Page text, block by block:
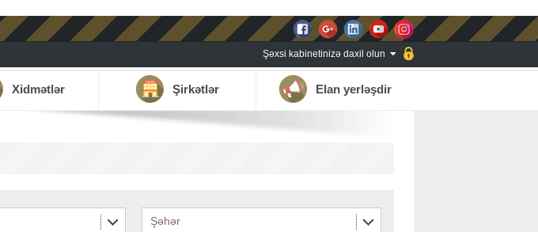
Şəxsi kabinetinizə daxil olun
Xidmətlər Şirkətlər Elan yerləşdir
Şəhər